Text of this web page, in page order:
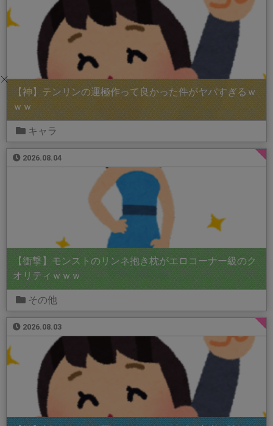
【神】テンリンの運極作って良かった件がヤバすぎるｗ
ｗｗ
キャラ
2026.08.04
【衝撃】モンストのリンネ抱き枕がエロコーナー級のク
オリティｗｗｗ
その他
2026.08.03